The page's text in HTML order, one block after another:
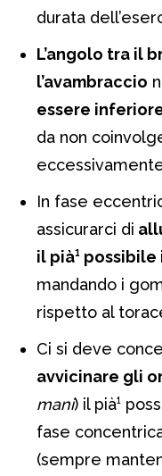
durata
L’angolo tra il
l’avambraccio
essere inferiore
da non
In fase
assicurarci di
il pià¹
mandando i
rispetto al
Ci si deve
avvicinare gli
mani) il pià¹
fase
(sempre